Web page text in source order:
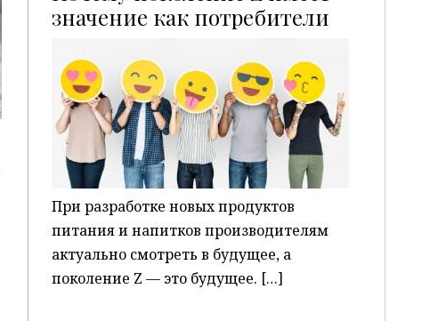
значение как потребители
P
При разработке новых продуктов
питания и напитков производителям
актуально смотреть в будущее, а
поколение Z — это будущее. […]